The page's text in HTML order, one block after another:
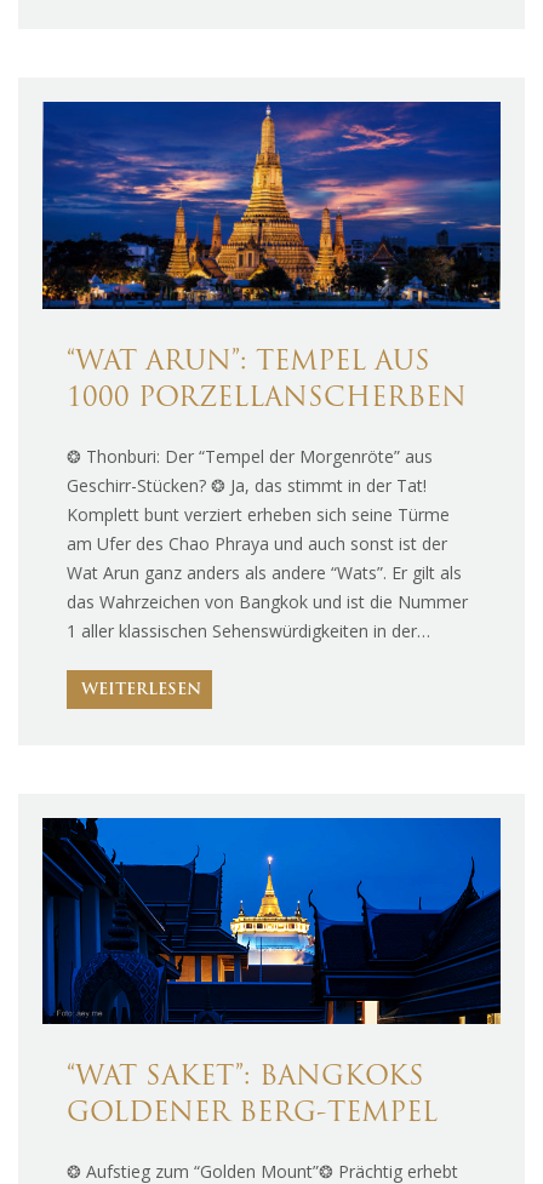
“WAT ARUN”: TEMPEL AUS
1000 PORZELLANSCHERBEN
❂ Thonburi: Der “Tempel der Morgenröte” aus
Geschirr-Stücken? ❂ Ja, das stimmt in der Tat!
Komplett bunt verziert erheben sich seine Türme
am Ufer des Chao Phraya und auch sonst ist der
Wat Arun ganz anders als andere “Wats”. Er gilt als
das Wahrzeichen von Bangkok und ist die Nummer
1 aller klassischen Sehenswürdigkeiten in der…
WEITERLESEN
“WAT SAKET”: BANGKOKS
GOLDENER BERG-TEMPEL
❂ Aufstieg zum “Golden Mount”❂ Prächtig erhebt